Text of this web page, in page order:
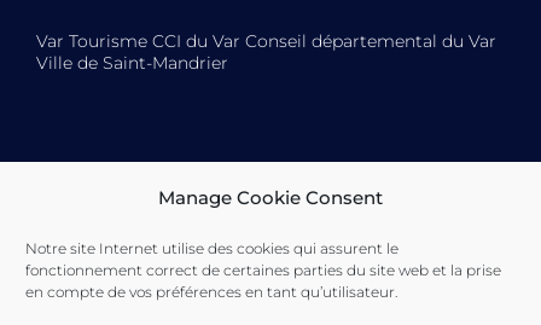
Manage Cookie Consent
Notre site Internet utilise des cookies qui assurent le
fonctionnement correct de certaines parties du site web et la prise
en compte de vos préférences en tant qu’utilisateur.
Var Tourisme CCI du Var Conseil départemental du Var
Ville de Saint-Mandrier
Toulon Provence Méditerranée Ville de Toulon Ville de